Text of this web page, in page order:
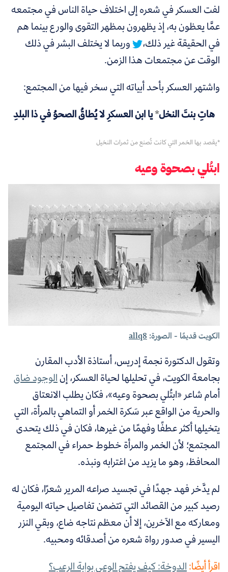
لفت العسكر في شعره إلى اختلاف حياة الناس في مجتمعه
عمَّا يعظون به، إذ يظهرون بمظهر التقوى والورع بينما هم
في الحقيقة غير ذلك،
وربما لا يختلف البشر في ذلك
الوقت عن مجتمعات هذا الزمن.
واشتهر العسكر بأحد أبياته التي سخر فيها من المجتمع:
هاتِ بنتَ النخل*يا ابن العسكرِ لا يُطاقُ الصحوُ في ذا البلدِ
يقصد بها الخمر التي كانت تُصنع من ثمرات النخيل
ابتُلي بصحوة وعيه
الكويت قديمًا - الصورة:allq8
وتقول الدكتورة نجمة إدريس، أستاذة الأدب المقارن
بجامعة الكويت، في تحليلها لحياة العسكر، إنالوجود ضاق
أمام شاعر «ابتُلي بصحوة وعيه»، فكان يطلب الانعتاق
والحرية من الواقع عبر سَكرة الخمر أو التماهي بالمرأة، التي
يتخيلها أكثر عطفًا وفهمًا من غيرها، فكان في ذلك يتحدى
المجتمع؛ لأن الخمر والمرأة خطوط حمراء في المجتمع
المحافظ، وهو ما يزيد من اغترابه ونبذه.
لم يدَّخر فهد جهدًا في تجسيد صراعه المرير شعرًا، فكان له
رصيد كبير من القصائد التي تتضمن تفاصيل حياته اليومية
ومعاركه مع الآخرين، إلا أن معظم نتاجه ضاع، وبقي النزر
اليسير في صدور رواة شعره من أصدقائه ومحبيه.
اقرأ أيضًا:الدوخة: كيف يفتح الوعي بوابة الرعب؟